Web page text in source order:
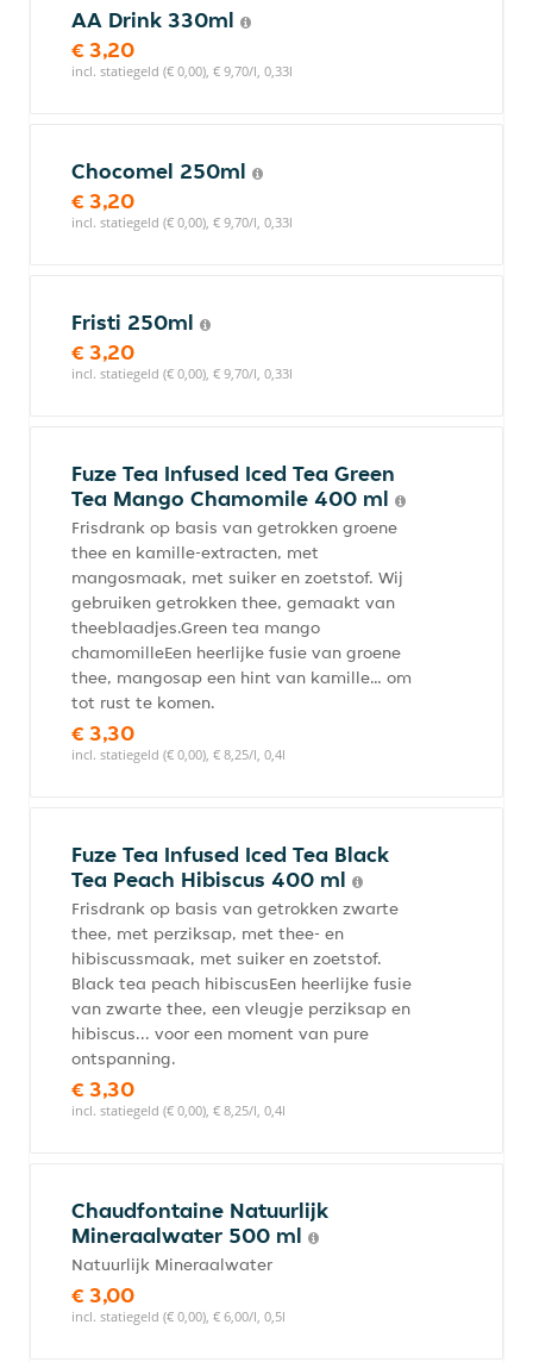
AA Drink 330ml
€ 3,20
incl. statiegeld (€ 0,00), € 9,70/l, 0,33l
Chocomel 250ml
€ 3,20
incl. statiegeld (€ 0,00), € 9,70/l, 0,33l
Fristi 250ml
€ 3,20
incl. statiegeld (€ 0,00), € 9,70/l, 0,33l
Fuze Tea Infused Iced Tea Green
Tea Mango Chamomile 400 ml
Frisdrank op basis van getrokken groene
thee en kamille-extracten, met
mangosmaak, met suiker en zoetstof. Wij
gebruiken getrokken thee, gemaakt van
theeblaadjes.Green tea mango
chamomilleEen heerlijke fusie van groene
thee, mangosap een hint van kamille… om
tot rust te komen.
€ 3,30
incl. statiegeld (€ 0,00), € 8,25/l, 0,4l
Fuze Tea Infused Iced Tea Black
Tea Peach Hibiscus 400 ml
Frisdrank op basis van getrokken zwarte
thee, met perziksap, met thee- en
hibiscussmaak, met suiker en zoetstof.
Black tea peach hibiscusEen heerlijke fusie
van zwarte thee, een vleugje perziksap en
hibiscus... voor een moment van pure
ontspanning.
€ 3,30
incl. statiegeld (€ 0,00), € 8,25/l, 0,4l
Chaudfontaine Natuurlijk
Mineraalwater 500 ml
Natuurlijk Mineraalwater
€ 3,00
incl. statiegeld (€ 0,00), € 6,00/l, 0,5l